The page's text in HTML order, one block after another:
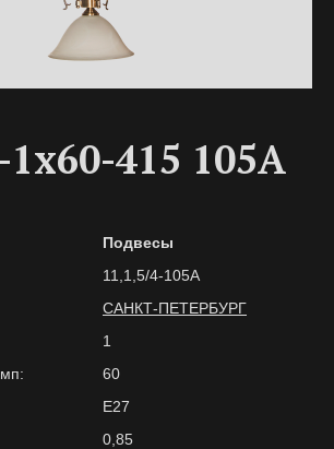
415 105A
Подвесы
11,1,5/4-105A
САНКТ-ПЕТЕРБУРГ
1
60
E27
0,85